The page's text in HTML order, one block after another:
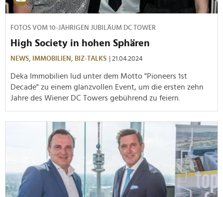
FOTOS VOM 10-JÄHRIGEN JUBILÄUM DC TOWER
High Society in hohen Sphären
NEWS, IMMOBILIEN, BIZ-TALKS | 21.04.2024
Deka Immobilien lud unter dem Motto "Pioneers 1st
Decade" zu einem glanzvollen Event, um die ersten zehn
Jahre des Wiener DC Towers gebührend zu feiern.